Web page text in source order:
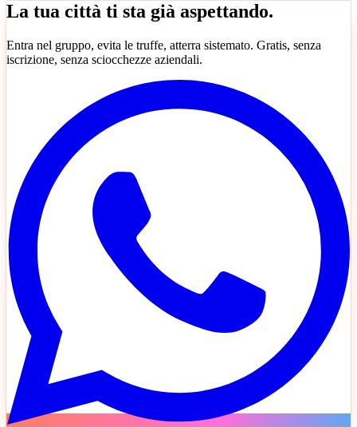
La tua città ti sta già aspettando.
Entra nel gruppo, evita le truffe, atterra sistemato. Gratis, senza
iscrizione, senza sciocchezze aziendali.